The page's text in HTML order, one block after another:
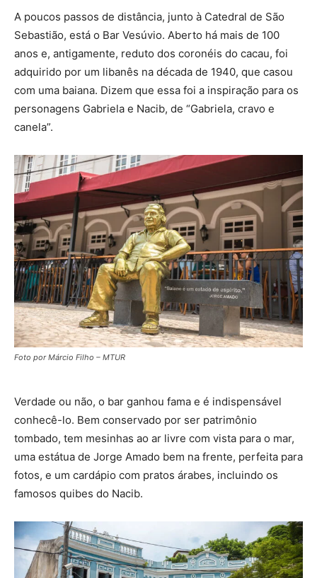
A poucos passos de distância, junto à Catedral de São
Sebastião, está o Bar Vesúvio. Aberto há mais de 100
anos e, antigamente, reduto dos coronéis do cacau, foi
adquirido por um libanês na década de 1940, que casou
com uma baiana. Dizem que essa foi a inspiração para os
personagens Gabriela e Nacib, de “Gabriela, cravo e
canela”.
Foto por Márcio Filho – MTUR
Verdade ou não, o bar ganhou fama e é indispensável
conhecê-lo. Bem conservado por ser patrimônio
tombado, tem mesinhas ao ar livre com vista para o mar,
uma estátua de Jorge Amado bem na frente, perfeita para
fotos, e um cardápio com pratos árabes, incluindo os
famosos quibes do Nacib.